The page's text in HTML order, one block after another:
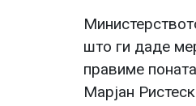
што ги даде
правиме
Марјан